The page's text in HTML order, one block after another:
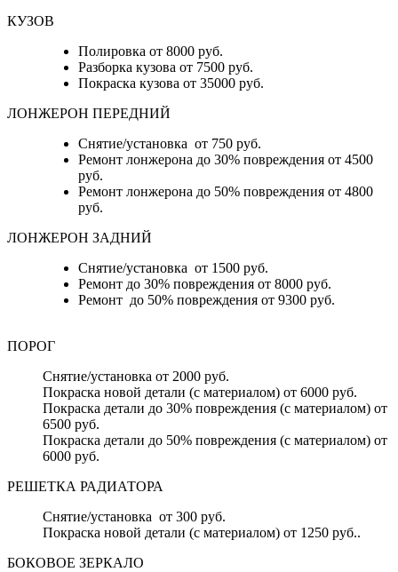
КУЗОВ
Полировка от 8000 руб.
Разборка кузова от 7500 руб.
Покраска кузова от 35000 руб.
ЛОНЖЕРОН ПЕРЕДНИЙ
Снятие/установка от 750 руб.
Ремонт лонжерона до 30% повреждения от 4500
руб.
Ремонт лонжерона до 50% повреждения от 4800
руб.
ЛОНЖЕРОН ЗАДНИЙ
Снятие/установка от 1500 руб.
Ремонт до 30% повреждения от 8000 руб.
Ремонт до 50% повреждения от 9300 руб.
ПОРОГ
Снятие/установка от 2000 руб.
Покраска новой детали (с материалом) от 6000 руб.
Покраска детали до 30% повреждения (с материалом) от
6500 руб.
Покраска детали до 50% повреждения (с материалом) от
6000 руб.
РЕШЕТКА РАДИАТОРА
Снятие/установка от 300 руб.
Покраска новой детали (с материалом) от 1250 руб..
БОКОВОЕ ЗЕРКАЛО